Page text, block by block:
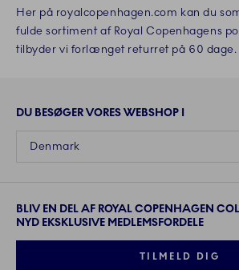
Her på royalcopenhagen.com kan du
fulde sortiment af Royal Copenhagens
tilbyder vi forlænget returret på 60 dage.
DU BESØGER VORES WEBSHOP I
Denmark
BLIV EN DEL AF ROYAL COPENHAGEN
NYD EKSKLUSIVE MEDLEMSFORDELE
TILMELD DIG